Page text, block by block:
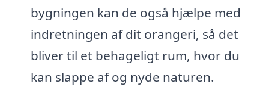
bygningen kan de også hjælpe med
indretningen af dit orangeri, så det
bliver til et behageligt rum, hvor du
kan slappe af og nyde naturen.